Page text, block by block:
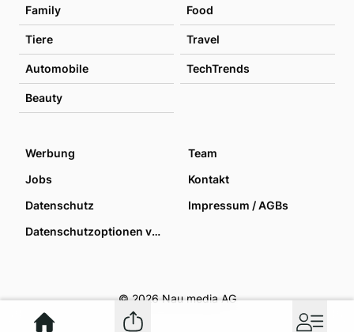
Family Food
Tiere Travel
Automobile TechTrends
Beauty
Werbung
Team
Jobs
Kontakt
Datenschutz
Impressum / AGBs
Datenschutzoptionen verwalten
© 2026 Nau media AG